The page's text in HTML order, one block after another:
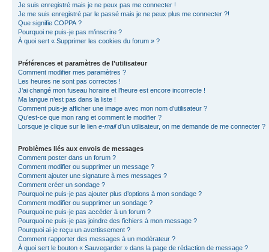
Je suis enregistré mais je ne peux pas me connecter !
Je me suis enregistré par le passé mais je ne peux plus me connecter ?!
Que signifie COPPA ?
Pourquoi ne puis-je pas m’inscrire ?
À quoi sert « Supprimer les cookies du forum » ?
Préférences et paramètres de l’utilisateur
Comment modifier mes paramètres ?
Les heures ne sont pas correctes !
J’ai changé mon fuseau horaire et l’heure est encore incorrecte !
Ma langue n’est pas dans la liste !
Comment puis-je afficher une image avec mon nom d’utilisateur ?
Qu’est-ce que mon rang et comment le modifier ?
Lorsque je clique sur le lien e-maild’un utilisateur, on me demande de me connecter ?
Problèmes liés aux envois de messages
Comment poster dans un forum ?
Comment modifier ou supprimer un message ?
Comment ajouter une signature à mes messages ?
Comment créer un sondage ?
Pourquoi ne puis-je pas ajouter plus d’options à mon sondage ?
Comment modifier ou supprimer un sondage ?
Pourquoi ne puis-je pas accéder à un forum ?
Pourquoi ne puis-je pas joindre des fichiers à mon message ?
Pourquoi ai-je reçu un avertissement ?
Comment rapporter des messages à un modérateur ?
À quoi sert le bouton « Sauvegarder » dans la page de rédaction de message ?